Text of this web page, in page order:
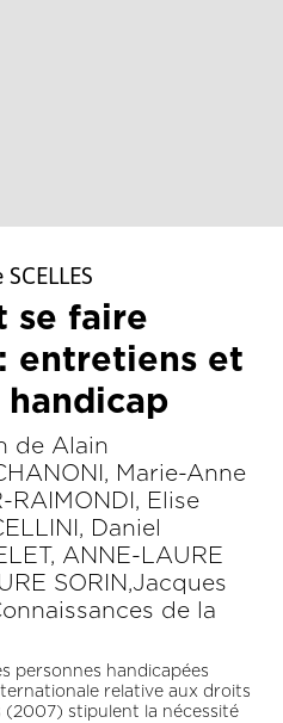
se faire
entretiens et
de Alain
Marie-Anne
RAIMONDI, Elise
Daniel
ANNE-LAURE
SORIN,Jacques
de la
personnes handicapées
relative aux droits
(2007) stipulent la nécessité